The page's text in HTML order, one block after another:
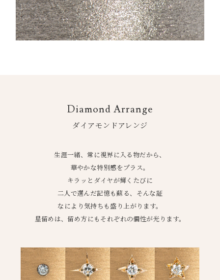
Diamond Arrange
ダイアモンドアレンジ
生涯一緒、常に視界に入る物だから、
華やかな特別感をプラス。
キラッとダイヤが輝くたびに
二人で選んだ記憶も蘇る、そんな証
なにより気持ちも盛り上がります。
星留めは、留め方にもそれぞれの個性が光ります。